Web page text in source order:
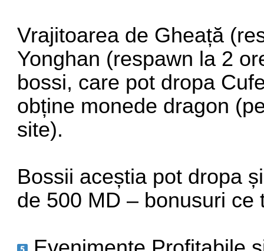
Vrajitoarea de Gheață
Yonghan (respawn la 2
bossi, care pot dropa
obține monede dragon
site).
Bossii aceștia pot dropa
de 500 MD – bonusuri